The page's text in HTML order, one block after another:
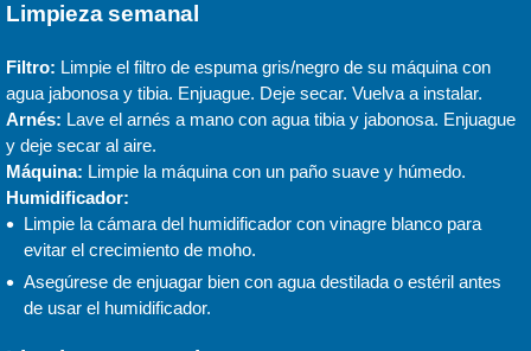
Limpieza semanal
Filtro: Limpie el filtro de espuma gris/negro de su máquina con
agua jabonosa y tibia. Enjuague. Deje secar. Vuelva a instalar.
Arnés: Lave el arnés a mano con agua tibia y jabonosa. Enjuague
y deje secar al aire.
Máquina: Limpie la máquina con un paño suave y húmedo.
Humidificador:
Limpie la cámara del humidificador con vinagre blanco para
evitar el crecimiento de moho.
Asegúrese de enjuagar bien con agua destilada o estéril antes
de usar el humidificador.